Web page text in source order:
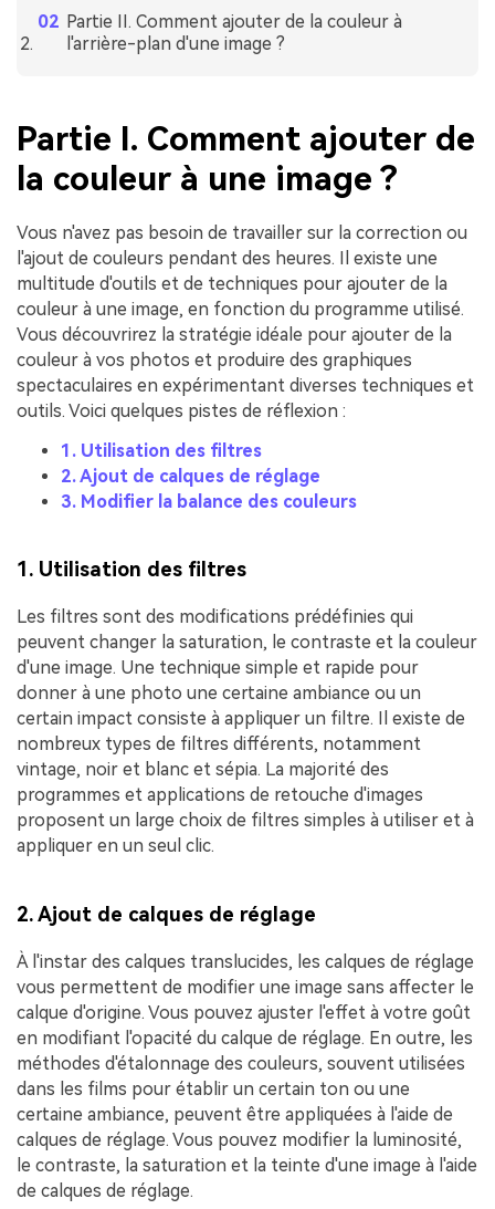
Partie II. Comment ajouter de la couleur à
l'arrière-plan d'une image ?
Partie I. Comment ajouter de
la couleur à une image ?
Vous n'avez pas besoin de travailler sur la correction ou
l'ajout de couleurs pendant des heures. Il existe une
multitude d'outils et de techniques pour ajouter de la
couleur à une image, en fonction du programme utilisé.
Vous découvrirez la stratégie idéale pour ajouter de la
couleur à vos photos et produire des graphiques
spectaculaires en expérimentant diverses techniques et
outils. Voici quelques pistes de réflexion :
1. Utilisation des filtres
2. Ajout de calques de réglage
3. Modifier la balance des couleurs
1. Utilisation des filtres
Les filtres sont des modifications prédéfinies qui
peuvent changer la saturation, le contraste et la couleur
d'une image. Une technique simple et rapide pour
donner à une photo une certaine ambiance ou un
certain impact consiste à appliquer un filtre. Il existe de
nombreux types de filtres différents, notamment
vintage, noir et blanc et sépia. La majorité des
programmes et applications de retouche d'images
proposent un large choix de filtres simples à utiliser et à
appliquer en un seul clic.
2. Ajout de calques de réglage
À l'instar des calques translucides, les calques de réglage
vous permettent de modifier une image sans affecter le
calque d'origine. Vous pouvez ajuster l'effet à votre goût
en modifiant l'opacité du calque de réglage. En outre, les
méthodes d'étalonnage des couleurs, souvent utilisées
dans les films pour établir un certain ton ou une
certaine ambiance, peuvent être appliquées à l'aide de
calques de réglage. Vous pouvez modifier la luminosité,
le contraste, la saturation et la teinte d'une image à l'aide
de calques de réglage.